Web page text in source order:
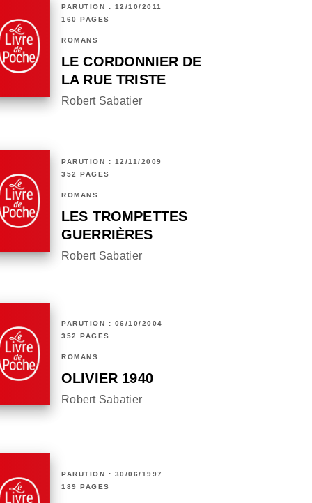
PARUTION : 12/10/2011
160 PAGES
ROMANS
LE CORDONNIER DE
LA RUE TRISTE
Robert Sabatier
PARUTION : 12/11/2009
352 PAGES
ROMANS
LES TROMPETTES
GUERRIÈRES
Robert Sabatier
PARUTION : 06/10/2004
352 PAGES
ROMANS
OLIVIER 1940
Robert Sabatier
PARUTION : 30/06/1997
189 PAGES